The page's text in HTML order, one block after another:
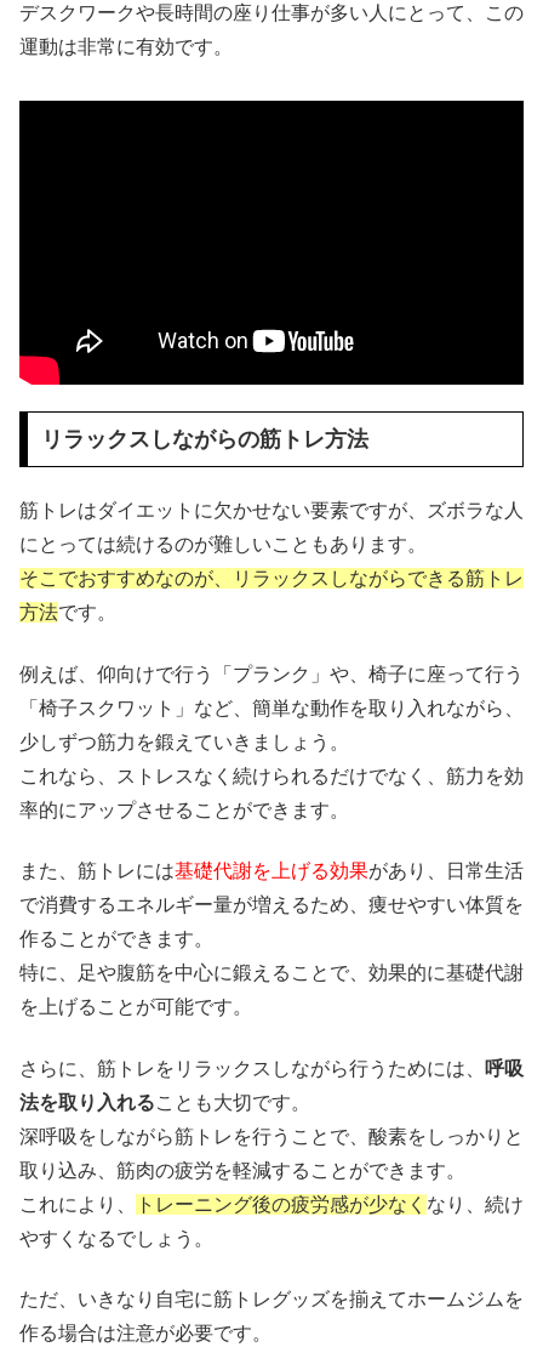
デスクワークや長時間の座り仕事が多い人にとって、この
運動は非常に有効です。
リラックスしながらの筋トレ方法
筋トレはダイエットに欠かせない要素ですが、ズボラな人
にとっては続けるのが難しいこともあります。
そこでおすすめなのが、リラックスしながらできる筋トレ
方法です。
例えば、仰向けで行う「プランク」や、椅子に座って行う
「椅子スクワット」など、簡単な動作を取り入れながら、
少しずつ筋力を鍛えていきましょう。
これなら、ストレスなく続けられるだけでなく、筋力を効
率的にアップさせることができます。
また、筋トレには基礎代謝を上げる効果があり、日常生活
で消費するエネルギー量が増えるため、痩せやすい体質を
作ることができます。
特に、足や腹筋を中心に鍛えることで、効果的に基礎代謝
を上げることが可能です。
さらに、筋トレをリラックスしながら行うためには、
呼吸
法を取り入れることも大切です。
深呼吸をしながら筋トレを行うことで、酸素をしっかりと
取り込み、筋肉の疲労を軽減することができます。
これにより、
トレーニング後の疲労感が少なく なり、続け
やすくなるでしょう。
ただ、いきなり自宅に筋トレグッズを揃えてホームジムを
作る場合は注意が必要です。